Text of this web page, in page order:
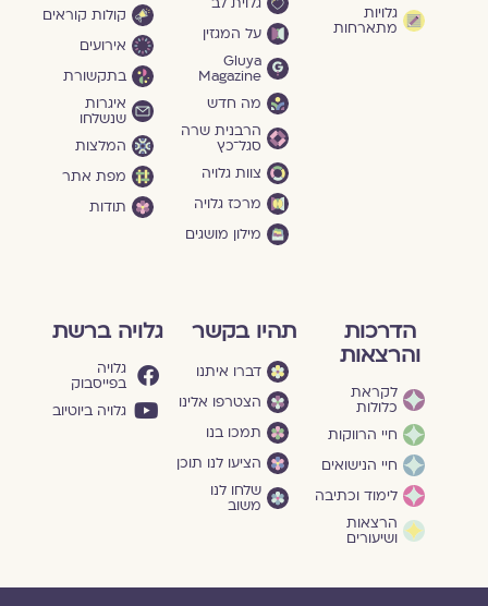
גלויות
מתארחות
על המגזין
Gluya
Magazine
מה חדש
הרבנית שרה
סגל־כץ
צוות גלויה
מרכז גלויה
מילון מושגים
קולות קוראים
אירועים
בתקשורת
איגרות
שנשלחו
המלצות
מפת אתר
תודות
הדרכות
והרצאות
לקראת
כלולות
חיי הרווקות
חיי הנישואים
לימוד וכתיבה
הרצאות
ושיעורים
תהיו בקשר
דברו איתנו
הצטרפו אלינו
תמכו בנו
הציעו לנו תוכן
שלחו לנו
משוב
גלויה ברשת
גלויה
בפייסבוק
גלויה ביוטיוב